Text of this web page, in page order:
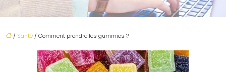
/ Santé / Comment prendre les gummies ?